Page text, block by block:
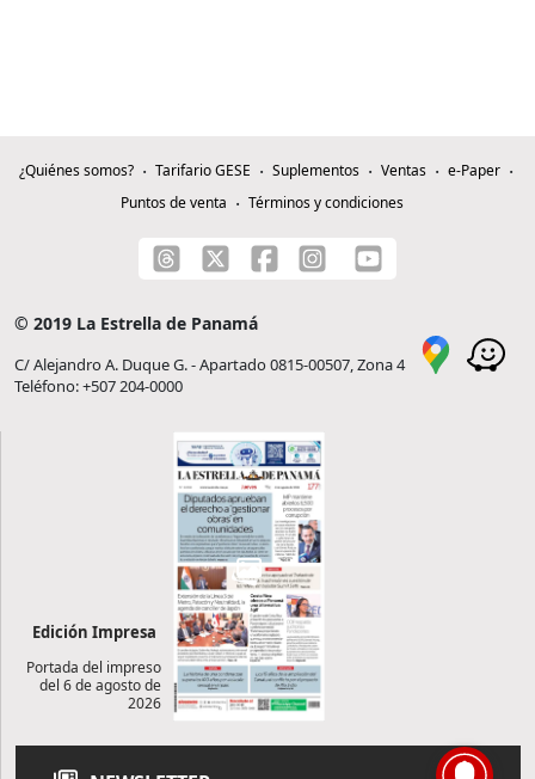
¿Quiénes somos? Tarifario GESE Suplementos Ventas
e-Paper
Puntos de venta
Términos y condiciones
© 2019 La Estrella de Panamá
C/ Alejandro A. Duque G. - Apartado 0815-00507, Zona 4
Teléfono: +507 204-0000
Edición Impresa
Portada del impreso
del 6 de agosto de
2026